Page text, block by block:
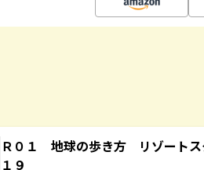
Ｒ０１ 地球の歩き方 リゾート
１９